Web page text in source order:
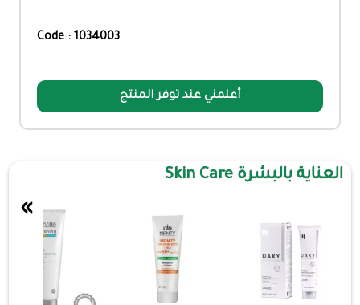
Code : 1034003
أعلمني عند توفر المنتج
العناية بالبشرة Skin Care
»